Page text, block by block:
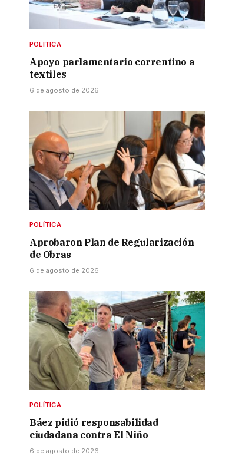
POLÍTICA
Apoyo parlamentario correntino a
textiles
6 de agosto de 2026
POLÍTICA
Aprobaron Plan de Regularización
de Obras
6 de agosto de 2026
POLÍTICA
Báez pidió responsabilidad
ciudadana contra El Niño
6 de agosto de 2026